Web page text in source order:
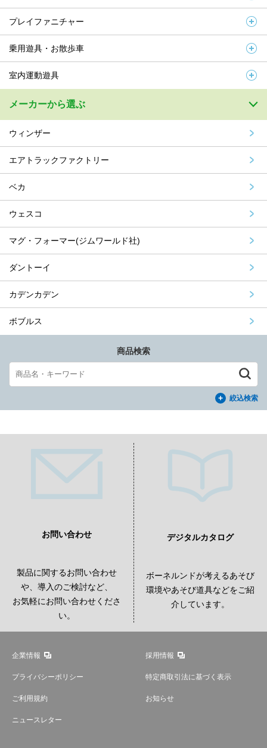
プレイファニチャー
乗用遊具・お散歩車
室内運動遊具
メーカーから選ぶ
ウィンザー
エアトラックファクトリー
ベカ
ウェスコ
マグ・フォーマー(ジムワールド社)
ダントーイ
カデンカデン
ボブルス
商品検索
絞込検索
お問い合わせ
製品に関するお問い合わせ
や、導入のご検討など、
お気軽にお問い合わせくださ
い。
デジタルカタログ
ボーネルンドが考えるあそび
環境やあそび道具などをご紹
介しています。
企業情報 採用情報
プライバシーポリシー 特定商取引法に基づく表示
ご利用規約 お知らせ
ニュースレター